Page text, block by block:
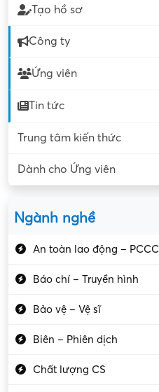
Tạo hồ sơ
Công ty
Ứng viên
Tin tức
Trung tâm kiến thức
Dành cho Ứng viên
Ngành nghề
An toàn lao động – PCCC
Báo chí – Truyền hình
Bảo vệ – Vệ sĩ
Biên – Phiên dịch
Chất lượng CS